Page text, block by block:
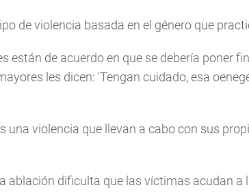
de violencia basada en el género que
están de acuerdo en que se debería poner
les dicen: 'Tengan cuidado, esa
una violencia que llevan a cabo con sus
ablación dificulta que las víctimas acudan a